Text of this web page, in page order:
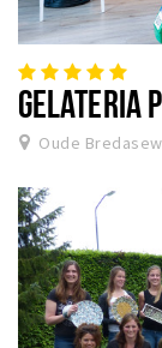
GELATERIA
Oude